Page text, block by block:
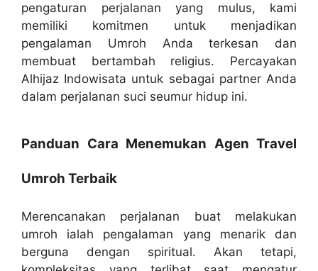
pengaturan perjalanan yang mulus, kami
memiliki komitmen untuk menjadikan
pengalaman Umroh Anda terkesan dan
membuat bertambah religius. Percayakan
Alhijaz Indowisata untuk sebagai partner Anda
dalam perjalanan suci seumur hidup ini.
Panduan Cara Menemukan Agen Travel
Umroh Terbaik
Merencanakan perjalanan buat melakukan
umroh ialah pengalaman yang menarik dan
berguna dengan spiritual. Akan tetapi,